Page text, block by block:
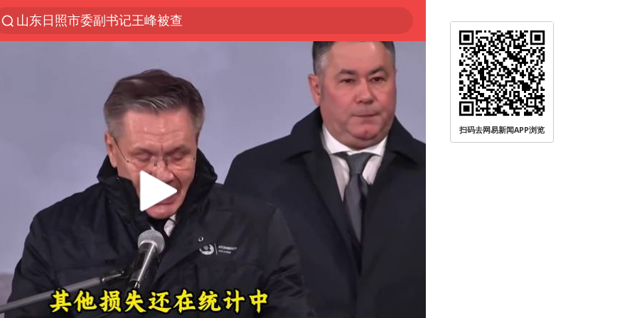
山东日照市委副书记王峰被查
探寻“技能+”促就业创业新路
41岁女子为鼓励女儿考上985研究生
美国退回1000亿美元关税
24小时不关空调 电费反而更低？
维持强台风级！白海豚直奔华东沿海
河南试行周五下午弹性离岗
李亚鹏向地铁吐血女孩捐99999元
要给全体职工“应休尽休”的底气
日本籍女网红在韩直播时自杀身亡
“天津之眼”摩天轮附近2人落水
儿科医生漏诊获刑：我认错但不能认罪
扫码去网易新闻APP浏览